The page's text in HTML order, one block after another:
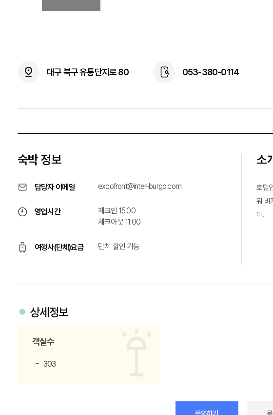
대구 북구 유통단지로 80 053-380-0114
숙박 정보
담당자 이메일 excofront@inter-burgo.com
영업시간
체크인 15:00
체크아웃 11:00
여행사(단체)요금 단체 할인 가능
소
호텔
워 비
다.
상세정보
객실수
303